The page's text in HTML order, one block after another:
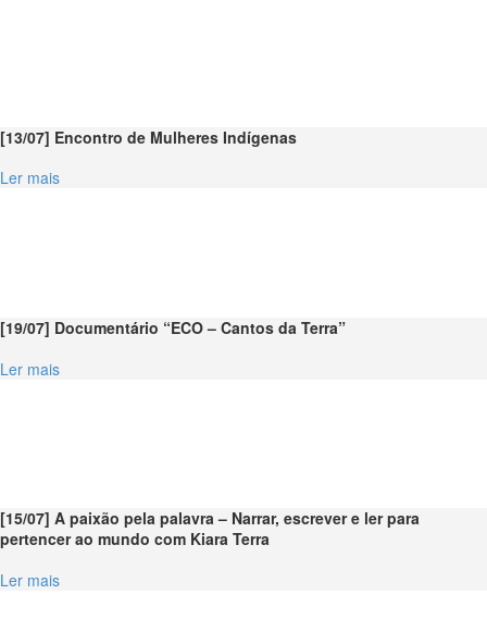
[13/07] Encontro de Mulheres Indígenas
Ler mais
[19/07] Documentário “ECO – Cantos da Terra”
Ler mais
[15/07] A paixão pela palavra – Narrar, escrever e ler para
pertencer ao mundo com Kiara Terra
Ler mais